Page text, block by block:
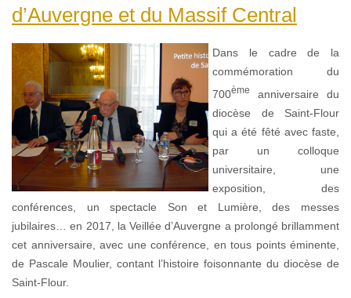
d’Auvergne et du Massif Central
Dans le cadre de la
commémoration du
700ème
anniversaire du
diocèse de Saint-Flour
qui a été fêté avec faste,
par un colloque
universitaire, une
exposition, des
conférences, un spectacle Son et Lumière, des messes
jubilaires… en 2017, la Veillée d’Auvergne a prolongé brillamment
cet anniversaire, avec une conférence, en tous points éminente,
de Pascale Moulier, contant l’histoire foisonnante du diocèse de
Saint-Flour.